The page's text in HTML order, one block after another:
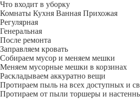
Что входит в уборку
Регу­лярная
Гене­ральная
После ремонта
Заправляем кровать
Собираем мусор и меняем мешки
Меняем мусорные мешки в корзинах
Раскладываем аккуратно вещи
Протираем пыль на всех доступных и
Протираем от пыли торшеры и